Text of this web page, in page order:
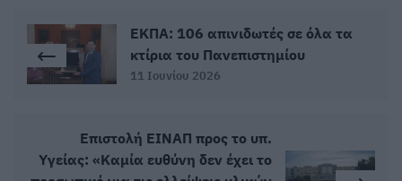
ΕΚΠΑ: 106 απινιδωτές σε όλα τα
κτίρια του Πανεπιστημίου
11 Ιουνίου 2026
Επιστολή ΕΙΝΑΠ προς το υπ.
Υγείας: «Καμία ευθύνη δεν έχει το